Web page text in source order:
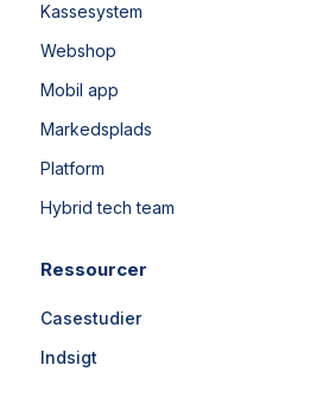
Kassesystem
Webshop
Mobil app
Markedsplads
Platform
Hybrid tech team
Ressourcer
Casestudier
Indsigt